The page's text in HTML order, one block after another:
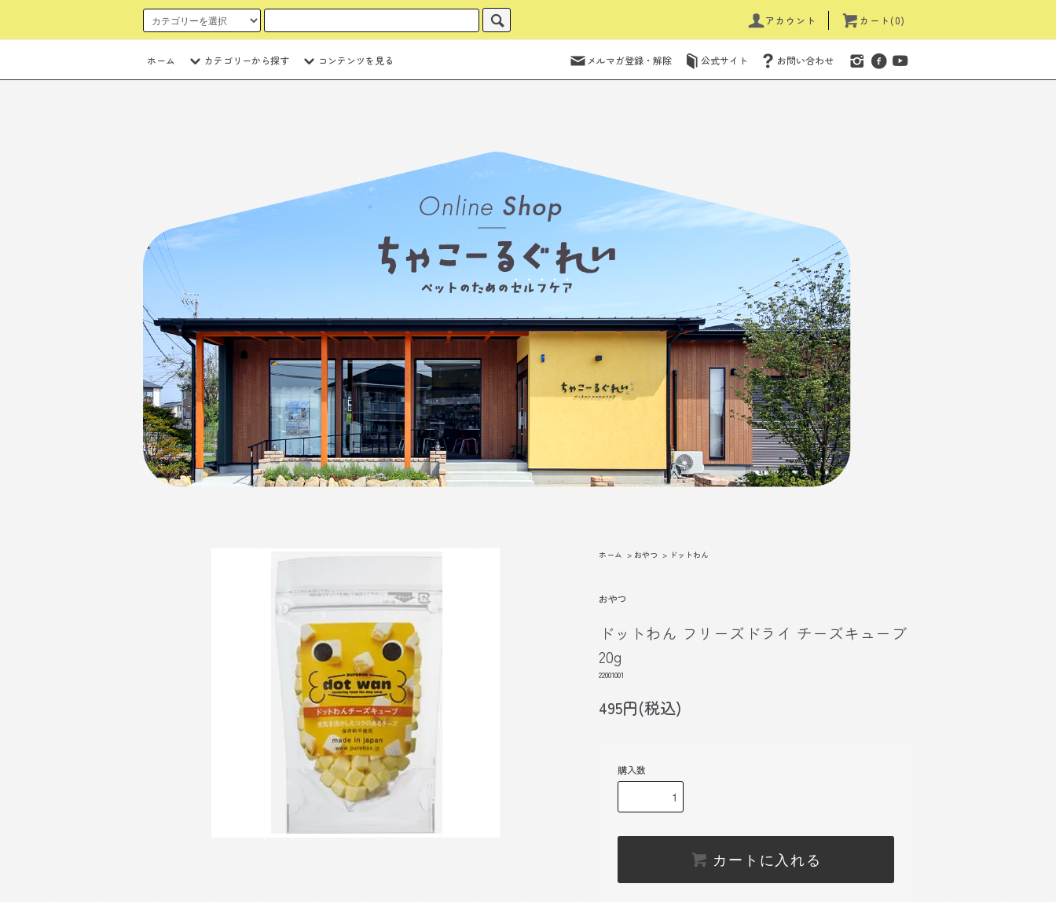
アカウント カート(0)
ホーム カテゴリーから探す コンテンツを見る メルマガ登録・解除 公式サイト お問い合わせ
ホーム > おやつ > ドットわん
おやつ
ドットわん フリーズドライ チーズキューブ
20g
22001001
495円(税込)
購入数
カートに入れる